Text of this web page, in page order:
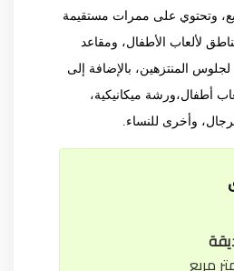
وتحتوي على ممرات مستقيمة
لألعاب الأطفال، ومقاعد
المنتزهين، بالإضافة إلى
أطفال،ورشة ميكانيكية،
وأخرى للنساء.